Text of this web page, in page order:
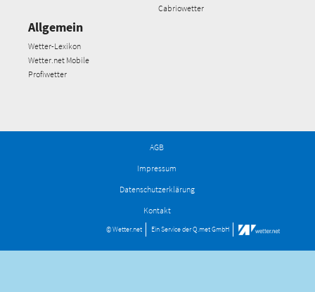
Cabriowetter
Allgemein
Wetter-Lexikon
Wetter.net Mobile
Profiwetter
AGB
Impressum
Datenschutzerklärung
Kontakt
© Wetter.net Ein Service derQ.met GmbH